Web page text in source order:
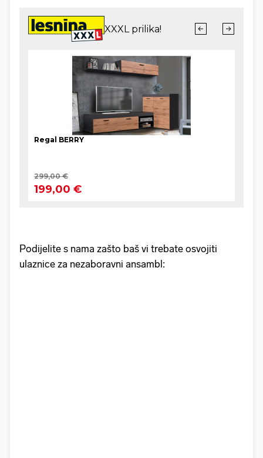
Podijelite s nama zašto baš vi trebate osvojiti
ulaznice za nezaboravni ansambl: